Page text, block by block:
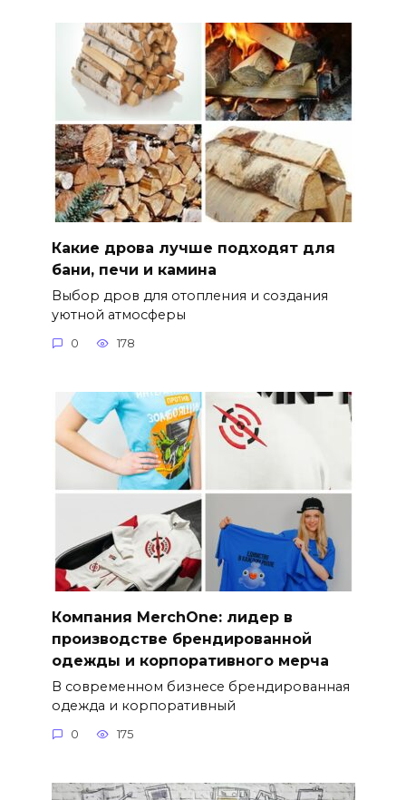
Какие дрова лучше подходят для
бани, печи и камина
Выбор дров для отопления и создания
уютной атмосферы
0 178
Компания MerchOne: лидер в
производстве брендированной
одежды и корпоративного мерча
В современном бизнесе брендированная
одежда и корпоративный
0 175